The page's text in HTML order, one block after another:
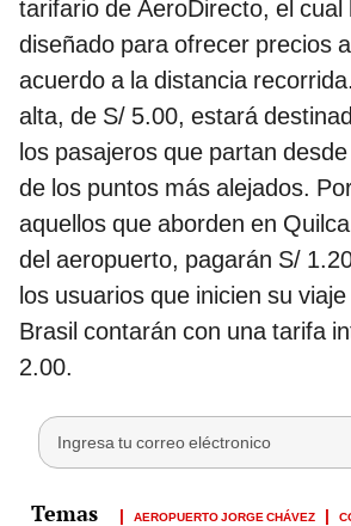
tarifario de AeroDirecto, el cual
diseñado para ofrecer precios
acuerdo a la distancia
alta, de S/ 5.00, estará
los pasajeros que partan
de los puntos más alejados.
aquellos que aborden en
del aeropuerto, pagarán S/
los usuarios que inicien su
Brasil contarán con una tarifa
2.00.
AEROPUERTO JORGE CHÁVEZ